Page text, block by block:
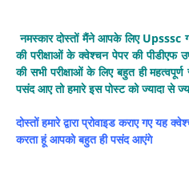
नमस्कार दोस्तों मैंने आपके लिए Upsssc
की परीक्षाओं के क्वेश्चन पेपर की
की सभी परीक्षाओं के लिए बहुत ही
पसंद आए तो हमारे इस पोस्ट को ज्यादा से
दोस्तों हमारे द्वारा प्रोवाइड कराए गए
करता हूं आपको बहुत ही पसंद आएंगे